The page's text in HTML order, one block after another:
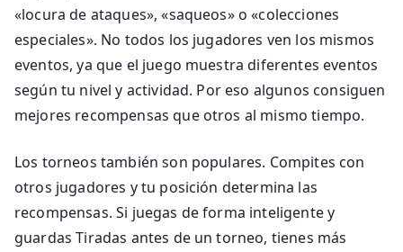
«locura de ataques», «saqueos» o «colecciones
especiales». No todos los jugadores ven los mismos
eventos, ya que el juego muestra diferentes eventos
según tu nivel y actividad. Por eso algunos consiguen
mejores recompensas que otros al mismo tiempo.
Los torneos también son populares. Compites con
otros jugadores y tu posición determina las
recompensas. Si juegas de forma inteligente y
guardas Tiradas antes de un torneo, tienes más